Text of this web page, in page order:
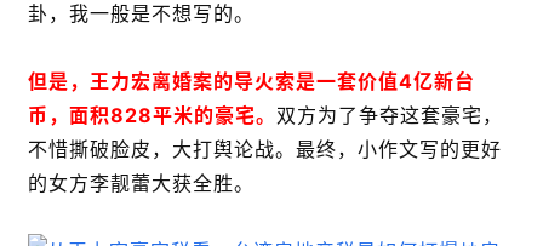
卦，我一般是不想写的。
但是，王力宏离婚案的导火索是一套价值4亿新台
币，面积828平米的豪宅。 双方为了争夺这套豪宅，
不惜撕破脸皮，大打舆论战。最终，小作文写的更好
的女方李靓蕾大获全胜。